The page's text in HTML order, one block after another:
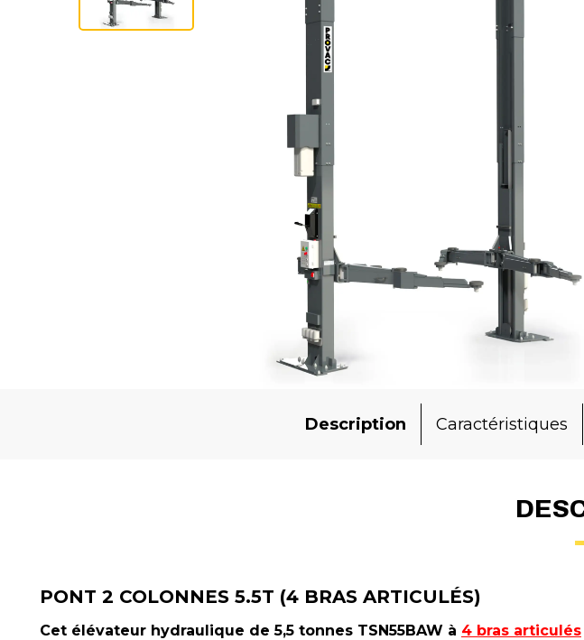
Description Caractéristiques
PONT 2 COLONNES 5.5T (4 BRAS ARTICULÉS)
Cet élévateur hydraulique de 5,5 tonnes TSN55BAW à 4 bras articulés